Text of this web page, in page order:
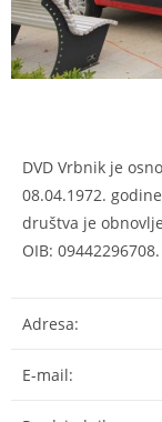
DVD Vrbnik je
08.04.1972.
društva je
OIB: 09442296708.
Adresa:
E-mail: